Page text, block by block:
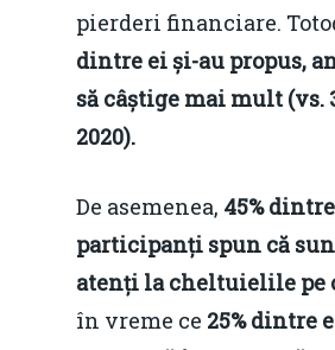
pierderi financiare.
dintre ei și-au propus,
să câștige mai mult (vs.
2020).
De asemenea, 45% dintre
participanți spun că
atenți la cheltuielile pe
în vreme ce 25% dintre